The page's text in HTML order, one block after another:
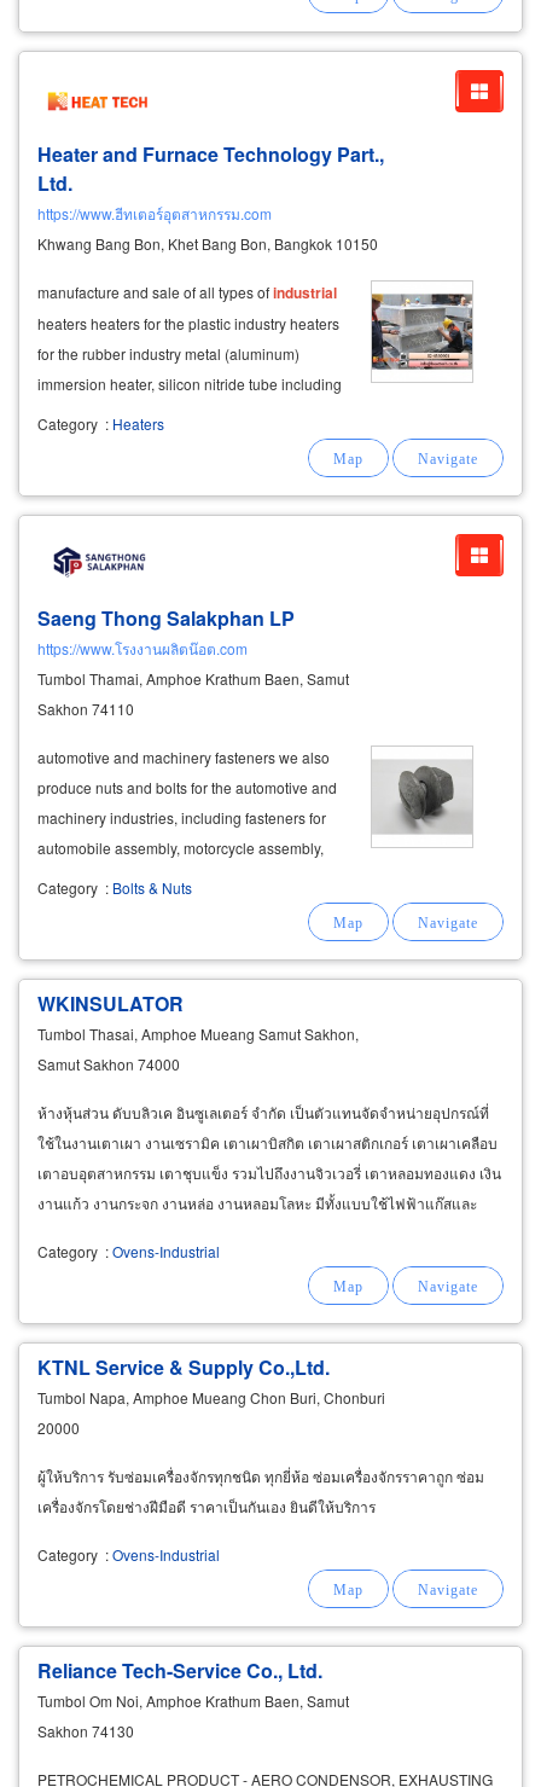
Heater and Furnace Technology Part.,
Ltd.
https://www.ฮีทเตอร์อุตสาหกรรม.com
Khwang Bang Bon, Khet Bang Bon, Bangkok 10150
​manufacture and sale of all types ofindustrial
heaters heaters for the plastic industry heaters
for the rubber industry metal (aluminum)
immersion heater, silicon nitride tube including
heating work. gas or liquid heating systems, hot
Category : Heaters
Saeng Thong Salakphan LP
https://www.โรงงานผลิตน๊อต.com
Tumbol Thamai, Amphoe Krathum Baen, Samut
Sakhon 74110
automotive and machinery fasteners we also
produce nuts and bolts for the automotive and
machinery industries, including fasteners for
automobile assembly, motorcycle assembly,
Category : Bolts & Nuts
WKINSULATOR
Tumbol Thasai, Amphoe Mueang Samut Sakhon,
Samut Sakhon 74000
ห้างหุ้นส่วน ดับบลิวเค อินซูเลเตอร์ จำกัด เป็นตัวแทนจัดจำหน่ายอุปกรณ์ที่
ใช้ในงานเตาเผา งานเซรามิค เตาเผาบิสกิต เตาเผาสติกเกอร์ เตาเผาเคลือบ
เตาอบอุตสาหกรรม เตาชุบแข็ง รวมไปถึงงานจิวเวอรี่ เตาหลอมทองแดง เงิน
งานแก้ว งานกระจก งานหล่อ งานหลอมโลหะ มีทั้งแบบใช้ไฟฟ้าแก๊สและ
Category :Ovens-Industrial
KTNL Service & Supply Co.,Ltd.
Tumbol Napa, Amphoe Mueang Chon Buri, Chonburi
20000
ผู้ให้บริการ รับซ่อมเครื่องจักรทุกชนิด ทุกยี่ห้อ ซ่อมเครื่องจักรราคาถูก ซ่อม
เครื่องจักรโดยช่างฝีมือดี ราคาเป็นกันเอง ยินดีให้บริการ
Category :Ovens-Industrial
Reliance Tech-Service Co., Ltd.
Tumbol Om Noi, Amphoe Krathum Baen, Samut
Sakhon 74130
PETROCHEMICAL PRODUCT - AERO CONDENSOR, EXHAUSTING